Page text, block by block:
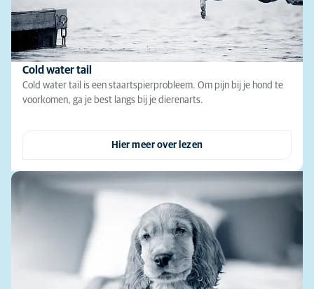
Cold water tail
Cold water tail is een staartspierprobleem. Om pijn bij je hond te
voorkomen, ga je best langs bij je dierenarts.
Hier meer over lezen